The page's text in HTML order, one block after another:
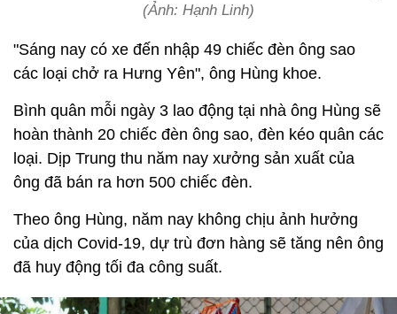
(Ảnh: Hạnh Linh)
"Sáng nay có xe đến nhập 49 chiếc đèn ông sao
các loại chở ra Hưng Yên", ông Hùng khoe.
Bình quân mỗi ngày 3 lao động tại nhà ông Hùng sẽ
hoàn thành 20 chiếc đèn ông sao, đèn kéo quân các
loại. Dịp Trung thu năm nay xưởng sản xuất của
ông đã bán ra hơn 500 chiếc đèn.
Theo ông Hùng, năm nay không chịu ảnh hưởng
của dịch Covid-19, dự trù đơn hàng sẽ tăng nên ông
đã huy động tối đa công suất.